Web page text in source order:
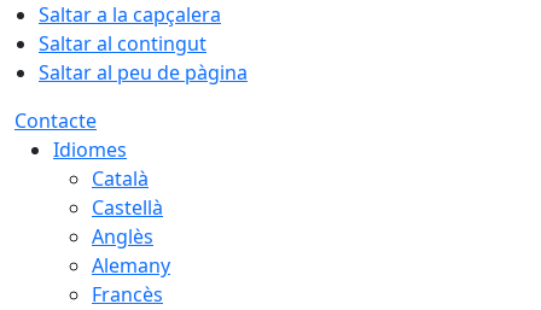
Saltar a la capçalera
Saltar al contingut
Saltar al peu de pàgina
Contacte
Idiomes
Català
Castellà
Anglès
Alemany
Francès